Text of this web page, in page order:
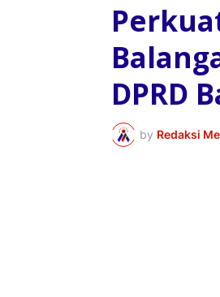
DPRD
by Redaksi